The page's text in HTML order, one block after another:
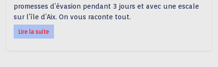
promesses d’évasion pendant 3 jours et avec une escale
sur l’île d’Aix. On vous raconte tout.
Lire la suite